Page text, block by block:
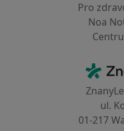
Pro
Noa
ul.
01-217